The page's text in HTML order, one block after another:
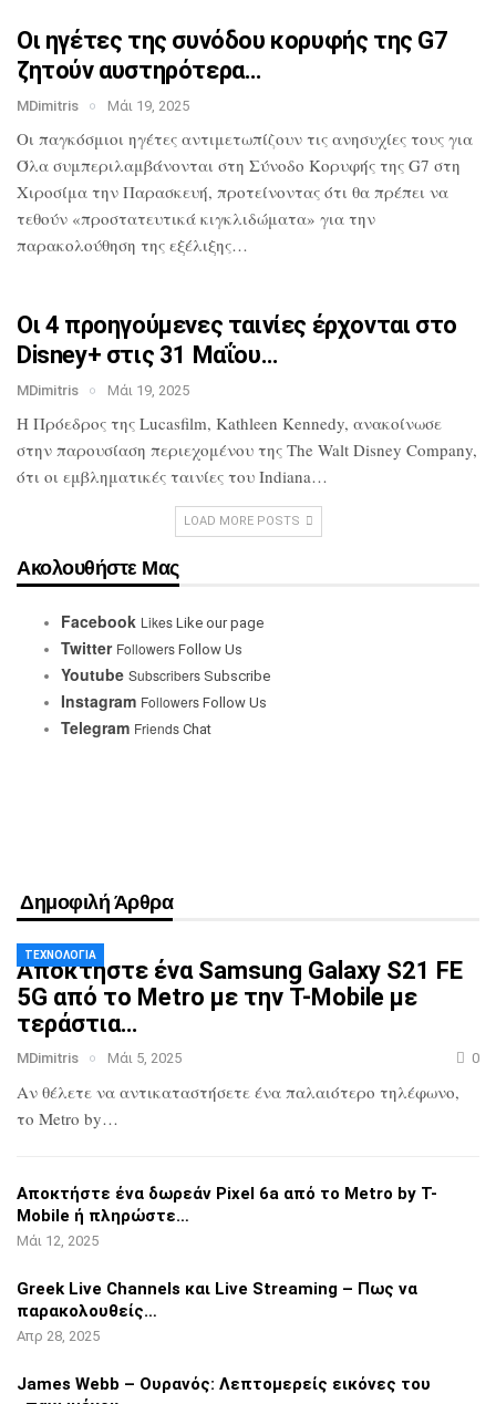
Οι ηγέτες της συνόδου κορυφής της G7
ζητούν αυστηρότερα…
MDimitris Μάι 19, 2025
Οι παγκόσμιοι ηγέτες αντιμετωπίζουν τις ανησυχίες τους για
Όλα συμπεριλαμβάνονται στη Σύνοδο Κορυφής της G7 στη
Χιροσίμα την Παρασκευή, προτείνοντας ότι θα πρέπει να
τεθούν «προστατευτικά κιγκλιδώματα» για την
παρακολούθηση της εξέλιξης…
Οι 4 προηγούμενες ταινίες έρχονται στο
Disney+ στις 31 Μαΐου…
MDimitris Μάι 19, 2025
Η Πρόεδρος της Lucasfilm, Kathleen Kennedy, ανακοίνωσε
στην παρουσίαση περιεχομένου της The Walt Disney Company,
ότι οι εμβληματικές ταινίες του Indiana…
LOAD MORE POSTS
Ακολουθήστε Μας
Facebook Likes Like our page
Twitter Followers Follow Us
Youtube Subscribers Subscribe
Instagram Followers Follow Us
Telegram Friends Chat
Δημοφιλή Άρθρα
ΤΕΧΝΟΛΟΓΊΑ
Αποκτήστε ένα Samsung Galaxy S21 FE
5G από το Metro με την T-Mobile με
τεράστια…
MDimitris Μάι 5, 2025 0
Αν θέλετε να αντικαταστήσετε ένα παλαιότερο τηλέφωνο,
το Metro by…
Αποκτήστε ένα δωρεάν Pixel 6a από το Metro by T-
Mobile ή πληρώστε…
Μάι 12, 2025
Greek Live Channels και Live Streaming – Πως να
παρακολουθείς…
Απρ 28, 2025
James Webb – Ουρανός: Λεπτομερείς εικόνες του